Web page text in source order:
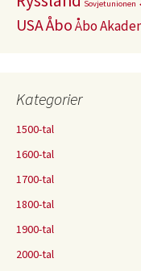
Sovjetunionen
USAÅboÅbo
Kategorier
1500-tal
1600-tal
1700-tal
1800-tal
1900-tal
2000-tal